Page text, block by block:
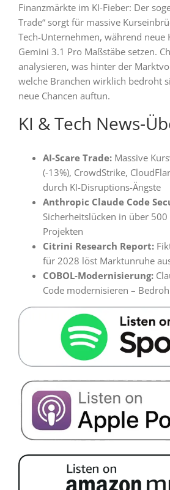
Finanzmärkte im KI-Fieber: Der
Trade“ sorgt für massive
Tech-Unternehmen, während neue
Gemini 3.1 Pro Maßstäbe setzen.
analysieren, was hinter der
welche Branchen wirklich bedroht
neue Chancen auftun.
KI & Tech News-
AI-Scare Trade:Massive
(-13%), CrowdStrike,
durch KI-Disruptions-Ängste
Anthropic Claude Code
Sicherheitslücken in über 500
Projekten
Citrini Research Report:
für 2028 löst Marktunruhe
COBOL-Modernisierung:
Code modernisieren –